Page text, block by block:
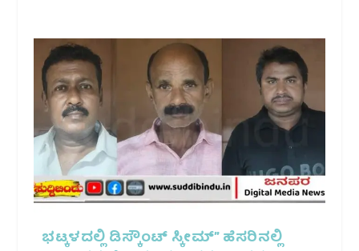
ಭಟ್ಕಳದಲ್ಲಿ ಡಿಸ್ಕೌಂಟ್ ಸ್ಕೀಮ್” ಹೆಸರಿನಲ್ಲಿ